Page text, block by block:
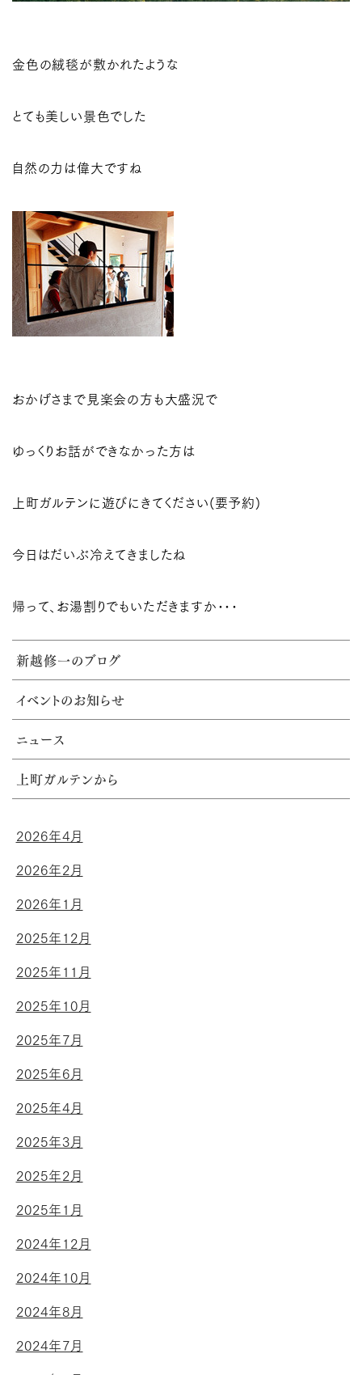
金色の絨毯が敷かれたような
とても美しい景色でした
自然の力は偉大ですね
おかげさまで見楽会の方も大盛況で
ゆっくりお話ができなかった方は
上町ガルテンに遊びにきてください(要予約)
今日はだいぶ冷えてきましたね
帰って、お湯割りでもいただきますか･･･
新越修一のブログ
イベントのお知らせ
ニュース
上町ガルテンから
2026年4月
2026年2月
2026年1月
2025年12月
2025年11月
2025年10月
2025年7月
2025年6月
2025年4月
2025年3月
2025年2月
2025年1月
2024年12月
2024年10月
2024年8月
2024年7月